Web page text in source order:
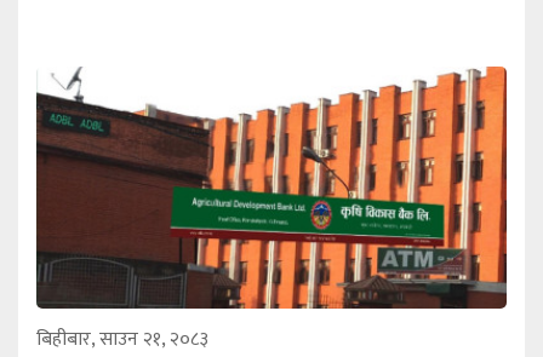
बिहीबार, साउन २१, २०८३